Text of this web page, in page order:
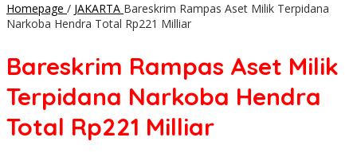
Homepage / JAKARTA Bareskrim Rampas Aset Milik Terpidana
Narkoba Hendra Total Rp221 Milliar
Bareskrim Rampas Aset Milik
Terpidana Narkoba Hendra
Total Rp221 Milliar